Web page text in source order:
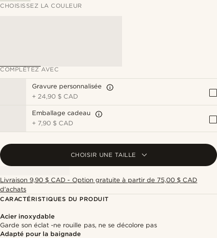
CHOISISSEZ LA COULEUR
COMPLÉTEZ AVEC
Gravure personnalisée
+24,90 $ CAD
Emballage cadeau
+ 7,90 $ CAD
CHOISIR UNE TAILLE
Livraison 9,90 $ CAD - Option gratuite à partir de 75,00 $ CAD
d'achats
CARACTÉRISTIQUES DU PRODUIT
Acier inoxydable
Garde son éclat -ne rouille pas, ne se décolore pas
Adapté pour la baignade